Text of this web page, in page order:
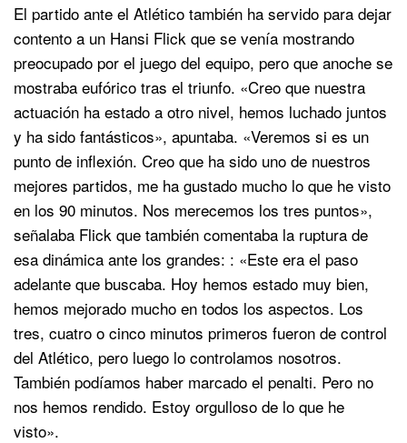
El partido ante el Atlético también ha servido para dejar
contento a un Hansi Flick que se venía mostrando
preocupado por el juego del equipo, pero que anoche se
mostraba eufórico tras el triunfo. «Creo que nuestra
actuación ha estado a otro nivel, hemos luchado juntos
y ha sido fantásticos», apuntaba. «Veremos si es un
punto de inflexión. Creo que ha sido uno de nuestros
mejores partidos, me ha gustado mucho lo que he visto
en los 90 minutos. Nos merecemos los tres puntos»,
señalaba Flick que también comentaba la ruptura de
esa dinámica ante los grandes: : «Este era el paso
adelante que buscaba. Hoy hemos estado muy bien,
hemos mejorado mucho en todos los aspectos. Los
tres, cuatro o cinco minutos primeros fueron de control
del Atlético, pero luego lo controlamos nosotros.
También podíamos haber marcado el penalti. Pero no
nos hemos rendido. Estoy orgulloso de lo que he
visto».